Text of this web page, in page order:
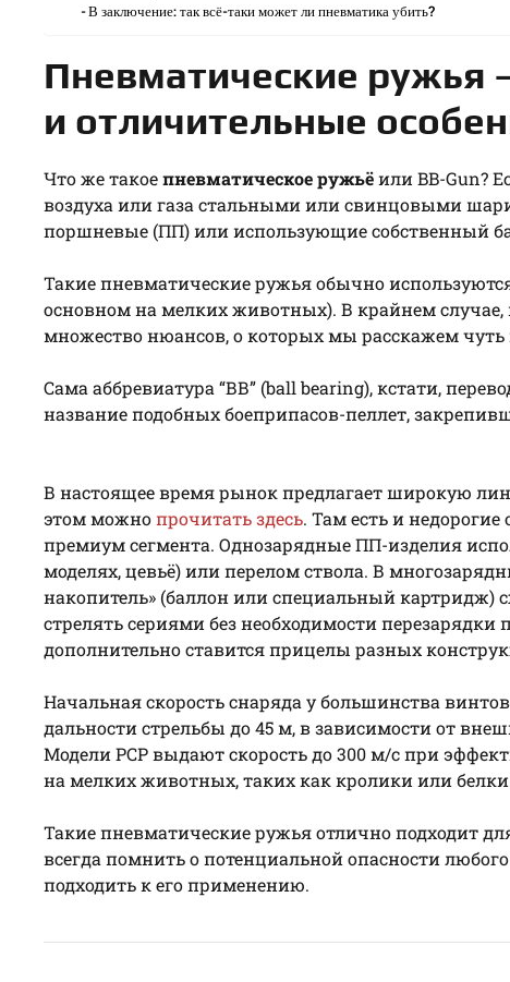
В заключение: так всё-таки может ли пневматика убить?
Пневматические ружья
и отличительные
Что же такоепневматическое ружьёили BB-Gun?
воздуха или газа стальными или свинцовыми
поршневые (ПП) или использующие собственный
Такие пневматические ружья обычно
основном на мелких животных). В крайнем случае,
множество нюансов, о которых мы расскажем чуть
Сама аббревиатура “ВВ” (ball bearing), кстати,
название подобных боеприпасов-пеллет,
В настоящее время рынок предлагает широкую
этом можнопрочитать здесь. Там есть и
премиум сегмента. Однозарядные ПП-изделия
моделях, цевьё) или перелом ствола. В
накопитель» (баллон или специальный картридж)
стрелять сериями без необходимости
дополнительно ставится прицелы разных
Начальная скорость снаряда у большинства
дальности стрельбы до 45 м, в зависимости от
Модели PCP выдают скорость до 300 м/с при
на мелких животных, таких как кролики или
Такие пневматические ружья отлично подходит
всегда помнить о потенциальной опасности
подходить к его применению.